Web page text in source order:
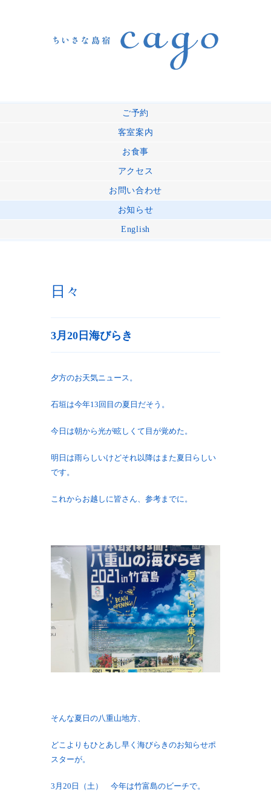
ご予約
客室案内
お食事
アクセス
お問い合わせ
お知らせ
English
日々
3月20日海びらき
夕方のお天気ニュース。
石垣は今年13回目の夏日だそう。
今日は朝から光が眩しくて目が覚めた。
明日は雨らしいけどそれ以降はまた夏日らしい
です。
これからお越しに皆さん、参考までに。
そんな夏日の八重山地方、
どこよりもひとあし早く海びらきのお知らせポ
スターが。
3月20日（土） 今年は竹富島のビーチで。